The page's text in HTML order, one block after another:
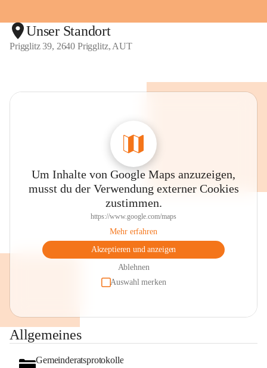
Unser Standort
Prigglitz 39, 2640 Prigglitz, AUT
Um Inhalte von Google Maps anzuzeigen,
musst du der Verwendung externer Cookies
zustimmen.
https://www.google.com/maps
Mehr erfahren
Akzeptieren und anzeigen
Ablehnen
Auswahl merken
Allgemeines
Gemeinderatsprotokolle